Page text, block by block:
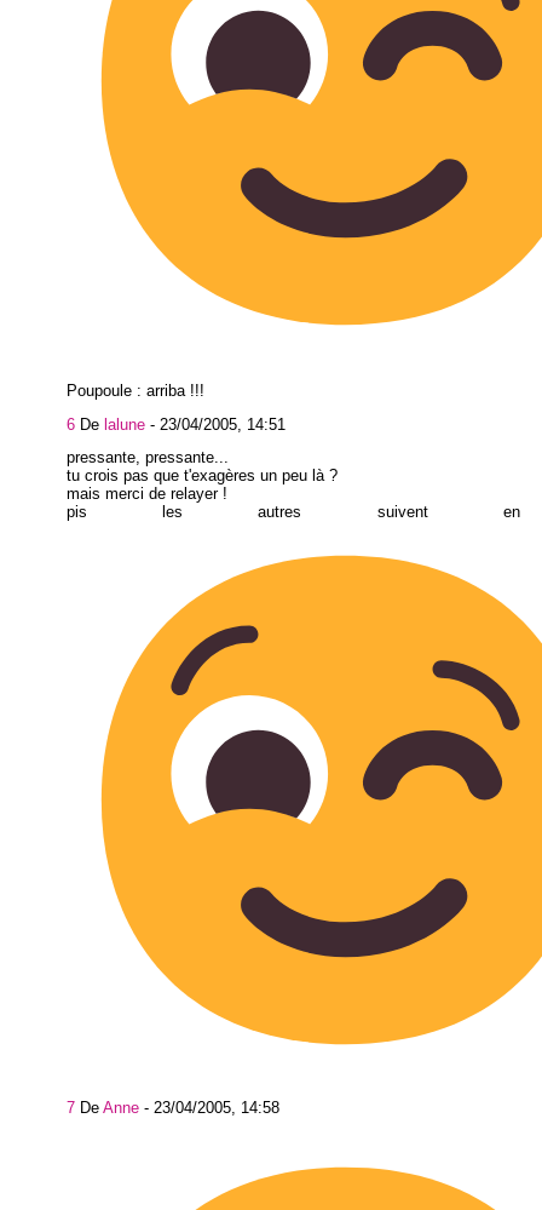
Poupoule : arriba !!!
6 De lalune - 23/04/2005, 14:51
pressante, pressante...
tu crois pas que t'exagères un peu là ?
mais merci de relayer !
pis les autres suivent en
7 De Anne - 23/04/2005, 14:58